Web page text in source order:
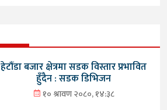
हेटौंडा बजार क्षेत्रमा सडक विस्तार प्रभावित
हुँदैन : सडक डिभिजन
१० श्रावण २०८०, १४:३८